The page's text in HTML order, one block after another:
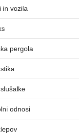
in vozila
pergola
odnosi